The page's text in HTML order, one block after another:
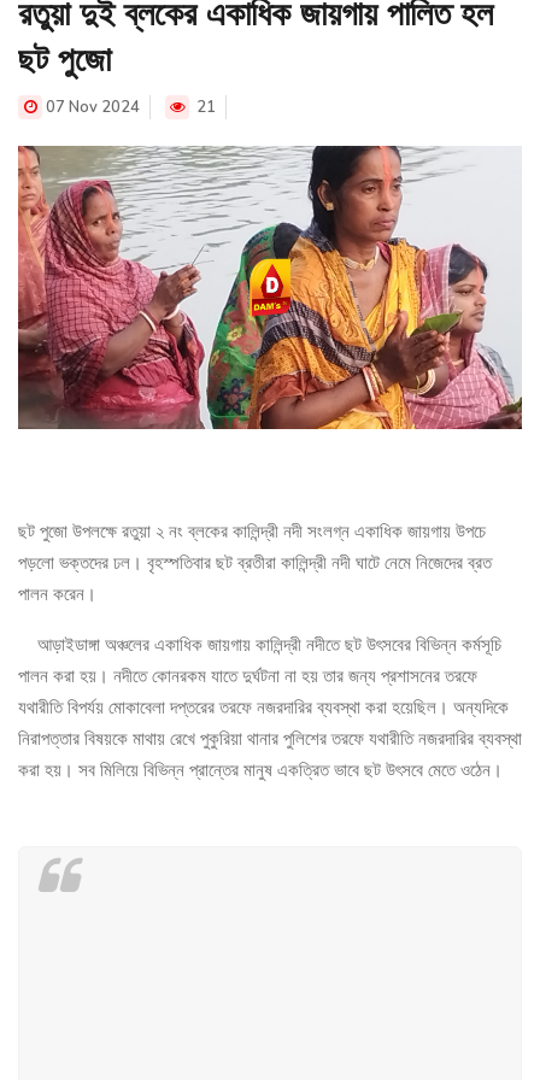
রতুয়া দুই ব্লকের একাধিক জায়গায় পালিত হল
ছট পুজো
07 Nov 2024 21
ছট পুজো উপলক্ষে রতুয়া ২ নং ব্লকের কালিন্দ্রী নদী সংলগ্ন একাধিক জায়গায় উপচে
পড়লো ভক্তদের ঢল। বৃহস্পতিবার ছট ব্রতীরা কালিন্দ্রী নদী ঘাটে নেমে নিজেদের ব্রত
পালন করেন।
আড়াইডাঙ্গা অঞ্চলের একাধিক জায়গায় কালিন্দ্রী নদীতে ছট উৎসবের বিভিন্ন কর্মসূচি
পালন করা হয়। নদীতে কোনরকম যাতে দুর্ঘটনা না হয় তার জন্য প্রশাসনের তরফে
যথারীতি বিপর্যয় মোকাবেলা দপ্তরের তরফে নজরদারির ব্যবস্থা করা হয়েছিল। অন্যদিকে
নিরাপত্তার বিষয়কে মাথায় রেখে পুকুরিয়া থানার পুলিশের তরফে যথারীতি নজরদারির ব্যবস্থা
করা হয়। সব মিলিয়ে বিভিন্ন প্রান্তের মানুষ একত্রিত ভাবে ছট উৎসবে মেতে ওঠেন।